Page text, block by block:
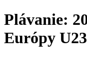
Plávanie:
Európy